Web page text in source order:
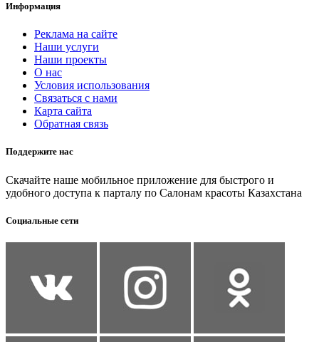
Информация
Реклама на сайте
Наши услуги
Наши проекты
О нас
Условия использования
Связаться с нами
Карта сайта
Обратная связь
Поддержите нас
Скачайте наше мобильное приложение для быстрого и
удобного доступа к парталу по Салонам красоты Казахстана
Социальные сети